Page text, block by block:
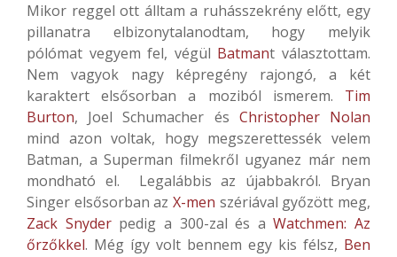
Mikor reggel ott álltam a ruhásszekrény előtt, egy
pillanatra elbizonytalanodtam, hogy melyik
pólómat vegyem fel, végül Batmant választottam.
Nem vagyok nagy képregény rajongó, a két
karaktert elsősorban a moziból ismerem. Tim
Burton, Joel Schumacher és Christopher Nolan
mind azon voltak, hogy megszerettessék velem
Batman, a Superman filmekről ugyanez már nem
mondható el. Legalábbis az újabbakról. Bryan
Singer elsősorban az X-men szériával győzött meg,
Zack Snyderpedig a 300-zal és aWatchmen: Az
őrzőkkel. Még így volt bennem egy kis félsz, Ben